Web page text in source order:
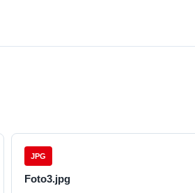
JPG
Foto3.jpg